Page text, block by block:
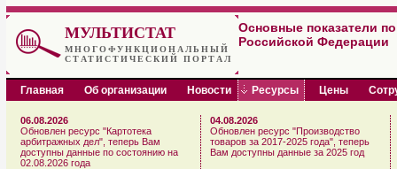
МУЛЬТИСТАТ
МНОГОФУНКЦИОНАЛЬНЫЙ
СТАТИСТИЧЕСКИЙ ПОРТАЛ
Основные показатели
Российской Федерации
Главная Об организации Новости Ресурсы Цены
06.08.2026
Обновлен ресурс "Картотека
арбитражных дел", теперь Вам
доступны данные по состоянию на
02.08.2026 года
04.08.2026
Обновлен ресурс "Производство
товаров за 2017-2025 года", теперь
Вам доступны данные за 2025 год